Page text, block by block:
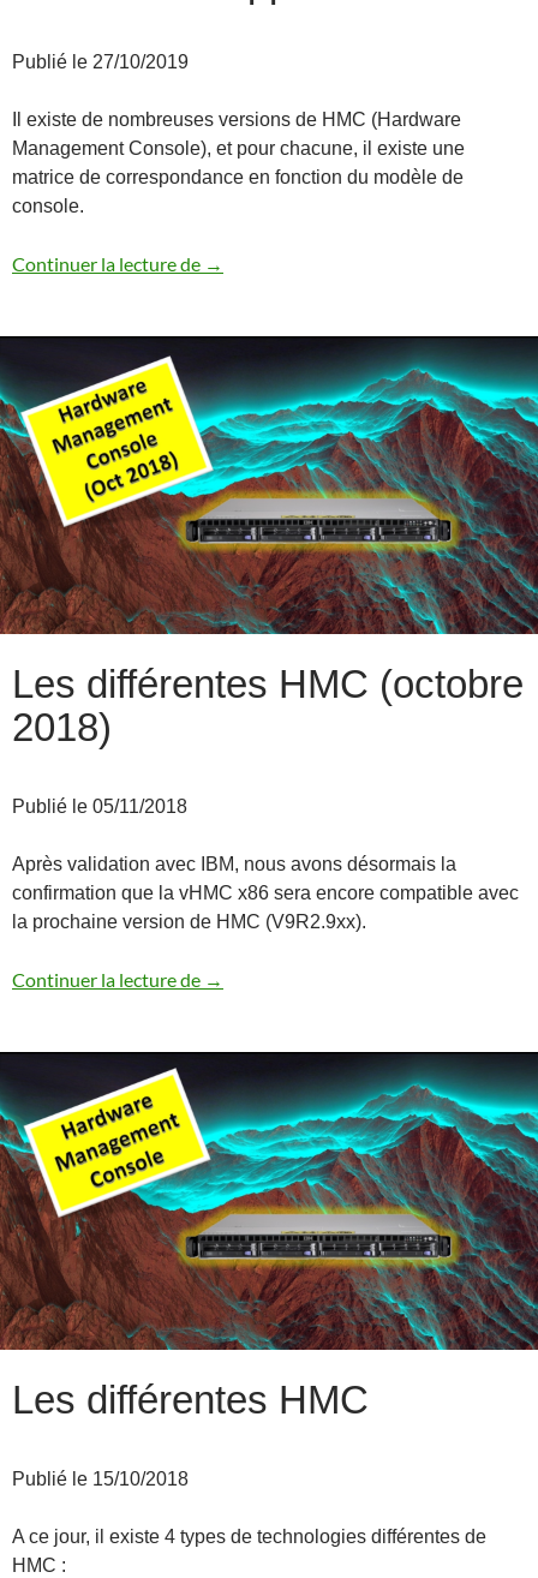
Publié le 27/10/2019
Il existe de nombreuses versions de HMC (Hardware
Management Console), et pour chacune, il existe une
matrice de correspondance en fonction du modèle de
console.
Continuer la lecture de Matrice de support HMC
→
Les différentes HMC (octobre
2018)
Publié le 05/11/2018
Après validation avec IBM, nous avons désormais la
confirmation que la vHMC x86 sera encore compatible avec
la prochaine version de HMC (V9R2.9xx).
Continuer la lecture de Les différentes HMC (octobre 2018)
→
Les différentes HMC
Publié le 15/10/2018
A ce jour, il existe 4 types de technologies différentes de
HMC :